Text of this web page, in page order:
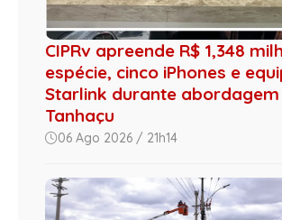
CIPRv apreende R$ 1,348
espécie, cinco iPhones e
Starlink durante abordagem
Tanhaçu
06 Ago 2026 / 21h14